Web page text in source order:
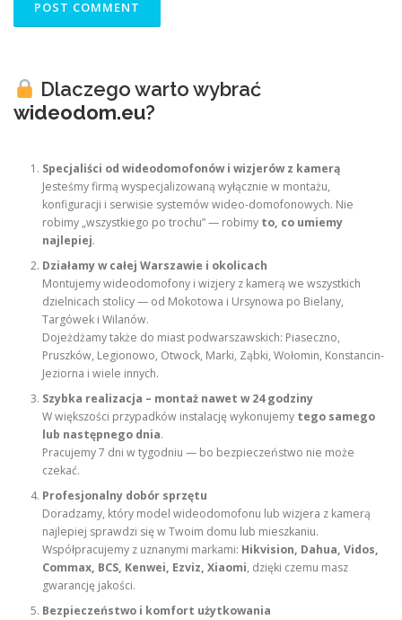
Dlaczego warto wybrać
wideodom.eu?
Specjaliści od wideodomofonów i wizjerów z kamerą
Jesteśmy firmą wyspecjalizowaną wyłącznie w montażu,
konfiguracji i serwisie systemów wideo-domofonowych. Nie
robimy „wszystkiego po trochu” — robimy to, co umiemy
najlepiej.
Działamy w całej Warszawie i okolicach
Montujemy wideodomofony i wizjery z kamerą we wszystkich
dzielnicach stolicy — od Mokotowa i Ursynowa po Bielany,
Targówek i Wilanów.
Dojeżdżamy także do miast podwarszawskich: Piaseczno,
Pruszków, Legionowo, Otwock, Marki, Ząbki, Wołomin, Konstancin-
Jeziorna i wiele innych.
Szybka realizacja – montaż nawet w 24 godziny
W większości przypadków instalację wykonujemy tego samego
lub następnego dnia.
Pracujemy 7 dni w tygodniu — bo bezpieczeństwo nie może
czekać.
Profesjonalny dobór sprzętu
Doradzamy, który model wideodomofonu lub wizjera z kamerą
najlepiej sprawdzi się w Twoim domu lub mieszkaniu.
Współpracujemy z uznanymi markami: Hikvision, Dahua, Vidos,
Commax, BCS, Kenwei, Ezviz, Xiaomi, dzięki czemu masz
gwarancję jakości.
Bezpieczeństwo i komfort użytkowania